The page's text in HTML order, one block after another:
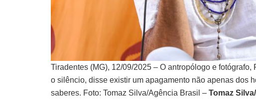
Tiradentes (MG), 12/09/2025 – O antropólogo e
o silêncio, disse existir um apagamento não apenas dos
saberes. Foto: Tomaz Silva/Agência Brasil – Tomaz